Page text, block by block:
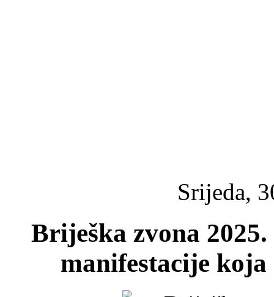
Srijeda,
Briješka zvona
manifestacije